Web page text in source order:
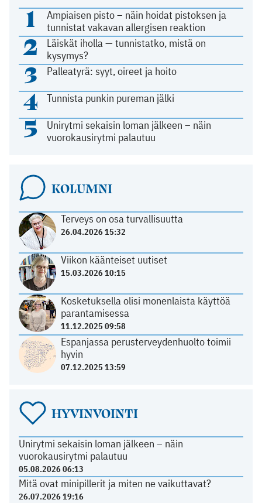
1
Ampiaisen pisto – näin hoidat pistoksen ja
tunnistat vakavan allergisen reaktion
2
Läiskät iholla — tunnistatko, mistä on
kysymys?
3 Palleatyrä: syyt, oireet ja hoito
4 Tunnista punkin pureman jälki
5
Unirytmi sekaisin loman jälkeen – näin
vuorokausirytmi palautuu
KOLUMNI
Terveys on osa turvallisuutta
26.04.2026 15:32
Viikon käänteiset uutiset
15.03.2026 10:15
Kosketuksella olisi monenlaista käyttöä
parantamisessa
11.12.2025 09:58
Espanjassa perusterveydenhuolto toimii
hyvin
07.12.2025 13:59
HYVINVOINTI
Unirytmi sekaisin loman jälkeen – näin
vuorokausirytmi palautuu
05.08.2026 06:13
Mitä ovat minipillerit ja miten ne vaikuttavat?
26.07.2026 19:16